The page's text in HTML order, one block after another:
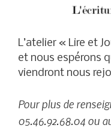
L’atelier « Lire et
et nous espérons
viendront nous
Pour plus de
05.46.92.68.04 ou